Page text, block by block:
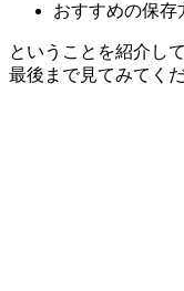
おすすめの保存
ということを紹介し
最後まで見てみてくだ